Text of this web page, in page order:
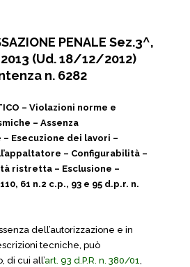
PENALE Sez.3^,
(Ud. 18/12/2012)
n. 6282
– Violazioni norme e
– Assenza
– Esecuzione dei lavori –
– Configurabilità –
ristretta – Esclusione –
61 n.2 c.p., 93 e 95 d.p.r. n.
dell’autorizzazione e in
tecniche, può
di cui all’art. 93 d.P.R. n. 380/01,